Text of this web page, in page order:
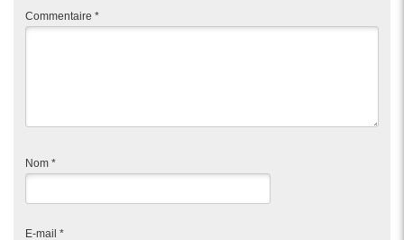
Commentaire *
Nom *
E-mail *